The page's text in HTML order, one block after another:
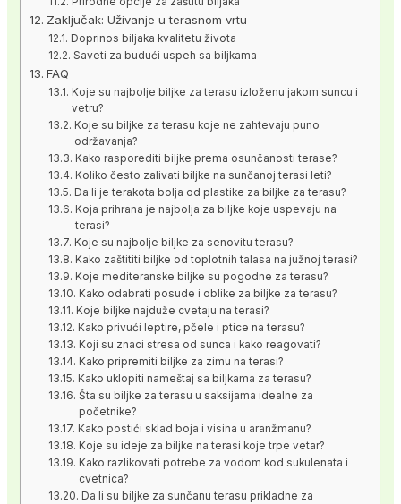
Zaključak: Uživanje u terasnom vrtu
Doprinos biljaka kvalitetu života
Saveti za budući uspeh sa biljkama
FAQ
Koje su najbolje biljke za terasu izloženu jakom suncu i
vetru?
Koje su biljke za terasu koje ne zahtevaju puno
održavanja?
Kako rasporediti biljke prema osunčanosti terase?
Koliko često zalivati biljke na sunčanoj terasi leti?
Da li je terakota bolja od plastike za biljke za terasu?
Koja prihrana je najbolja za biljke koje uspevaju na
terasi?
Koje su najbolje biljke za senovitu terasu?
Kako zaštititi biljke od toplotnih talasa na južnoj terasi?
Koje mediteranske biljke su pogodne za terasu?
Kako odabrati posude i oblike za biljke za terasu?
Koje biljke najduže cvetaju na terasi?
Kako privući leptire, pčele i ptice na terasu?
Koji su znaci stresa od sunca i kako reagovati?
Kako pripremiti biljke za zimu na terasi?
Kako uklopiti nameštaj sa biljkama za terasu?
Šta su biljke za terasu u saksijama idealne za
početnike?
Kako postići sklad boja i visina u aranžmanu?
Koje su ideje za biljke na terasi koje trpe vetar?
Kako razlikovati potrebe za vodom kod sukulenata i
cvetnica?
Da li su biljke za sunčanu terasu prikladne za